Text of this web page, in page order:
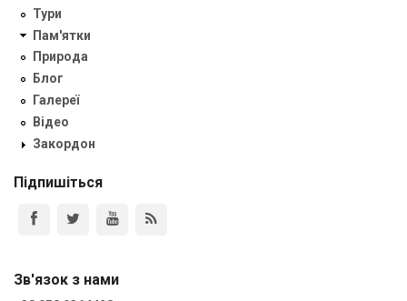
Тури
Пам'ятки
Природа
Блог
Галереї
Відео
Закордон
Підпишіться
Зв'язок з нами